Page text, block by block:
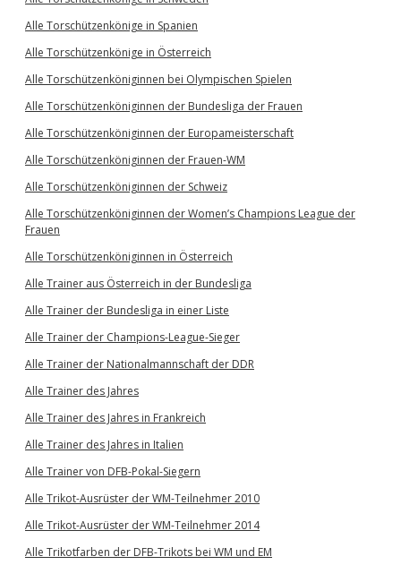
Alle Torschützenkönige in Spanien
Alle Torschützenkönige in Österreich
Alle Torschützenköniginnen bei Olympischen Spielen
Alle Torschützenköniginnen der Bundesliga der Frauen
Alle Torschützenköniginnen der Europameisterschaft
Alle Torschützenköniginnen der Frauen-WM
Alle Torschützenköniginnen der Schweiz
Alle Torschützenköniginnen der Women’s Champions League der
Frauen
Alle Torschützenköniginnen in Österreich
Alle Trainer aus Österreich in der Bundesliga
Alle Trainer der Bundesliga in einer Liste
Alle Trainer der Champions-League-Sieger
Alle Trainer der Nationalmannschaft der DDR
Alle Trainer des Jahres
Alle Trainer des Jahres in Frankreich
Alle Trainer des Jahres in Italien
Alle Trainer von DFB-Pokal-Siegern
Alle Trikot-Ausrüster der WM-Teilnehmer 2010
Alle Trikot-Ausrüster der WM-Teilnehmer 2014
Alle Trikotfarben der DFB-Trikots bei WM und EM